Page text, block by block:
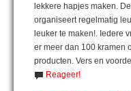
lekkere hapjes maken.
organiseert regelmatig
leuker te maken!. Iedere
er meer dan 100 kramen
producten. Vers en
Reageer!